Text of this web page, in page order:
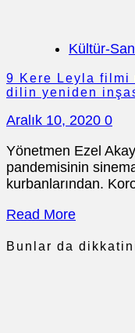
Kültür-
9 Kere Leyla filmi
dilin yeniden
Aralık 10, 2020 0
Yönetmen Ezel
pandemisinin
kurbanlarından.
Read More
Bunlar da